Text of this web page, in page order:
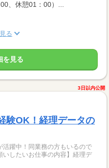
、休憩01：00）...
る
を見る
3日以内公開
験OK！経理データの
活躍中！同業務の方もいるので
したいお仕事の内容】経理デ